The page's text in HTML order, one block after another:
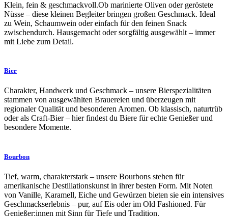
Klein, fein & geschmackvoll.Ob marinierte Oliven oder geröstete
Nüsse – diese kleinen Begleiter bringen großen Geschmack. Ideal
zu Wein, Schaumwein oder einfach für den feinen Snack
zwischendurch. Hausgemacht oder sorgfältig ausgewählt – immer
mit Liebe zum Detail.
Bier
Charakter, Handwerk und Geschmack – unsere Bierspezialitäten
stammen von ausgewählten Brauereien und überzeugen mit
regionaler Qualität und besonderen Aromen. Ob klassisch, naturtrüb
oder als Craft-Bier – hier findest du Biere für echte Genießer und
besondere Momente.
Bourbon
Tief, warm, charakterstark – unsere Bourbons stehen für
amerikanische Destillationskunst in ihrer besten Form. Mit Noten
von Vanille, Karamell, Eiche und Gewürzen bieten sie ein intensives
Geschmackserlebnis – pur, auf Eis oder im Old Fashioned. Für
Genießer:innen mit Sinn für Tiefe und Tradition.